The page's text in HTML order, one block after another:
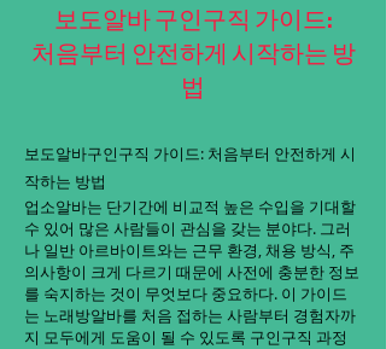
보도알바 구인구직 가이드:
처음부터 안전하게 시작하는 방
법
보도알바구인구직 가이드: 처음부터 안전하게 시
작하는 방법
업소알바는 단기간에 비교적 높은 수입을 기대할
수 있어 많은 사람들이 관심을 갖는 분야다. 그러
나 일반 아르바이트와는 근무 환경, 채용 방식, 주
의사항이 크게 다르기 때문에 사전에 충분한 정보
를 숙지하는 것이 무엇보다 중요하다. 이 가이드
는 노래방알바를 처음 접하는 사람부터 경험자까
지 모두에게 도움이 될 수 있도록 구인구직 과정